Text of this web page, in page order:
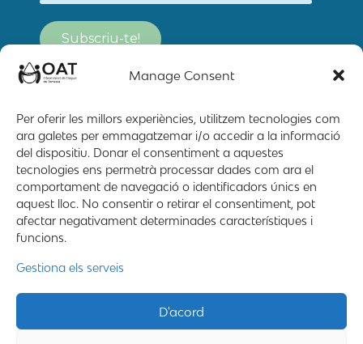
Manage Consent
Per oferir les millors experiències, utilitzem tecnologies com
ara galetes per emmagatzemar i/o accedir a la informació
del dispositiu. Donar el consentiment a aquestes
tecnologies ens permetrà processar dades com ara el
comportament de navegació o identificadors únics en
aquest lloc. No consentir o retirar el consentiment, pot
afectar negativament determinades característiques i
funcions.
Gestiona els serveis
D'acord
2019 – 2026 © All rigths reserved